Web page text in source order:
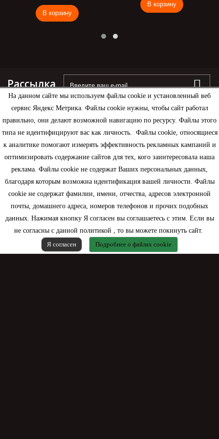
На данном сайте мы используем файлы cookie и установленный веб
сервис Яндекс Метрика. Файлы cookie нужны, чтобы сайт работал
правильно, они делают возможной навигацию по ресурсу. Файлы этого
типа не идентифицируют вас как личность. Файлы cookie, относящиеся
к аналитике помогают измерять эффективность рекламных кампаний и
оптимизировать содержание сайтов для тех, кого заинтересовала наша
реклама. Файлы cookie не содержат Ваших персональных данных,
благодаря которым возможна идентификация вашей личности. Файлы
cookie не содержат фамилии, имени, отчества, адресов электронной
почты, домашнего адреса, номеров телефонов и прочих подобных
данных. Нажимая кнопку Я согласен вы соглашаетесь с этим. Если вы
не согласны с данной политикой , то вы можете покинуть сайт.
Я согласен
Подробнее о файлах cookie
В корзину
В корзину
Рассылка
Информация
Моя учетная запись
Контактная информация